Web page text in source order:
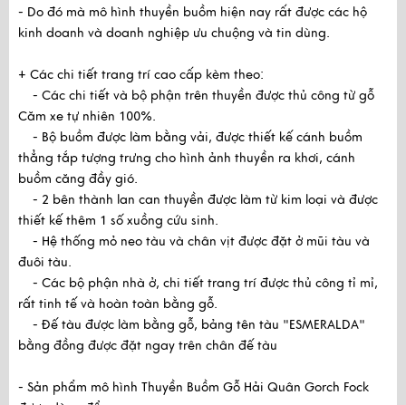
- Do đó mà mô hình thuyền buồm hiện nay rất được các hộ
kinh doanh và doanh nghiệp ưu chuộng và tin dùng.
+ Các chi tiết trang trí cao cấp kèm theo:
- Các chi tiết và bộ phận trên thuyền được thủ công từ gỗ
Căm xe tự nhiên 100%.
- Bộ buồm được làm bằng vải, được thiết kế cánh buồm
thẳng tắp tượng trưng cho hình ảnh thuyền ra khơi, cánh
buồm căng đầy gió.
- 2 bên thành lan can thuyền được làm từ kim loại và được
thiết kế thêm 1 số xuồng cứu sinh.
- Hệ thống mỏ neo tàu và chân vịt được đặt ở mũi tàu và
đuôi tàu.
- Các bộ phận nhà ở, chi tiết trang trí được thủ công tỉ mỉ,
rất tinh tế và hoàn toàn bằng gỗ.
- Đế tàu được làm bằng gỗ, bảng tên tàu "ESMERALDA"
bằng đồng được đặt ngay trên chân đế tàu
- Sản phẩm mô hình Thuyền Buồm Gỗ Hải Quân Gorch Fock